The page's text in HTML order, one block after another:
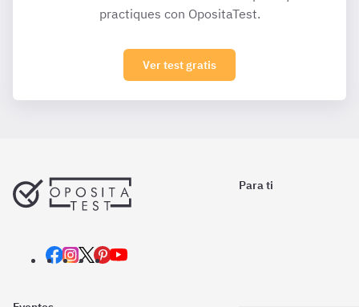
practiques con OpositaTest.
Ver test gratis
Para ti